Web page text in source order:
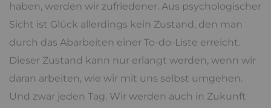
haben, werden wir zufriedener. Aus psychologischer
Sicht ist Glück allerdings kein Zustand, den man
durch das Abarbeiten einer To-do-Liste erreicht.
Dieser Zustand kann nur erlangt werden, wenn wir
daran arbeiten, wie wir mit uns selbst umgehen.
Und zwar jeden Tag. Wir werden auch in Zukunft